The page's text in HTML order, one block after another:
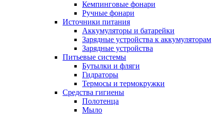
Кемпинговые фонари
Ручные фонари
Источники питания
Аккумуляторы и батарейки
Зарядные устройства к аккумуляторам
Зарядные устройства
Питьевые системы
Бутылки и фляги
Гидраторы
Термосы и термокружки
Средства гигиены
Полотенца
Мыло